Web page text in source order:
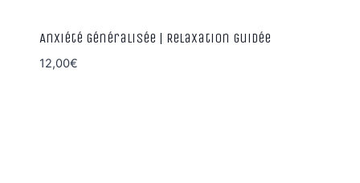
Anxiété Généralisée | Relaxation guidée
12,00€